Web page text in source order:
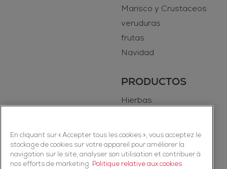
Marisco y Crustaceos
veruduras
frutas
Navidad
PRODUCTOS
Hierbas
En cliquant sur « Accepter tous les cookies », vous acceptez le
stockage de cookies sur votre appareil pour améliorer la
navigation sur le site, analyser son utilisation et contribuer à
nos efforts de marketing. Politique relative aux cookies